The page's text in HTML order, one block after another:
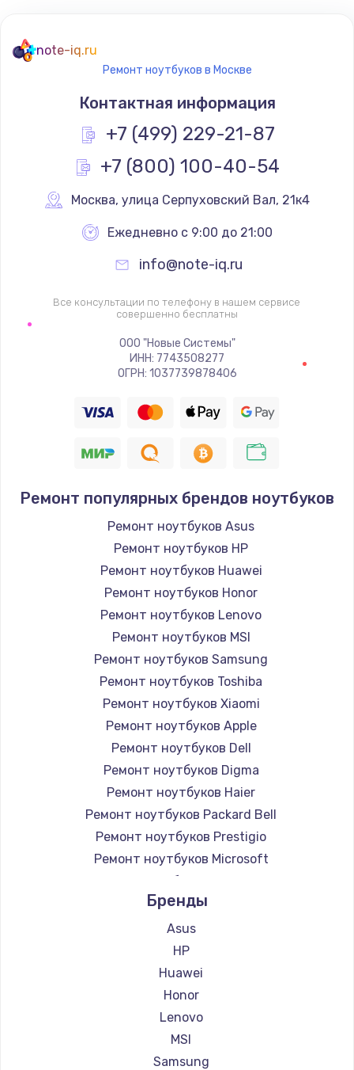
note-iq.ru
Ремонт ноутбуков в Москве
Контактная информация
+7 (499) 229-21-87
+7 (800) 100-40-54
Москва, улица Серпуховский Вал, 21к4
Ежедневно с 9:00 до 21:00
info@note-iq.ru
Все консультации по телефону в нашем сервисе
совершенно бесплатны
ООО "Новые Системы"
ИНН: 7743508277
ОГРН: 1037739878406
Ремонт популярных брендов ноутбуков
Ремонт ноутбуков Asus
Ремонт ноутбуков HP
Ремонт ноутбуков Huawei
Ремонт ноутбуков Honor
Ремонт ноутбуков Lenovo
Ремонт ноутбуков MSI
Ремонт ноутбуков Samsung
Ремонт ноутбуков Toshiba
Ремонт ноутбуков Xiaomi
Ремонт ноутбуков Apple
Ремонт ноутбуков Dell
Ремонт ноутбуков Digma
Ремонт ноутбуков Haier
Ремонт ноутбуков Packard Bell
Ремонт ноутбуков Prestigio
Ремонт ноутбуков Microsoft
Ремонт ноутбуков Alienware
Ремонт ноутбуков Aquarius
Ремонт ноутбуков Gigabyte
Ремонт ноутбуков Aorus
Ремонт ноутбуков Maibenben
Ремонт ноутбуков Getac
Ремонт ноутбуков Epson
Ремонт ноутбуков Philips
Ремонт ноутбуков LG
Бренды
Asus
HP
Huawei
Honor
Lenovo
MSI
Samsung